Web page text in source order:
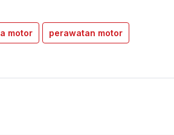
motor perawatan motor